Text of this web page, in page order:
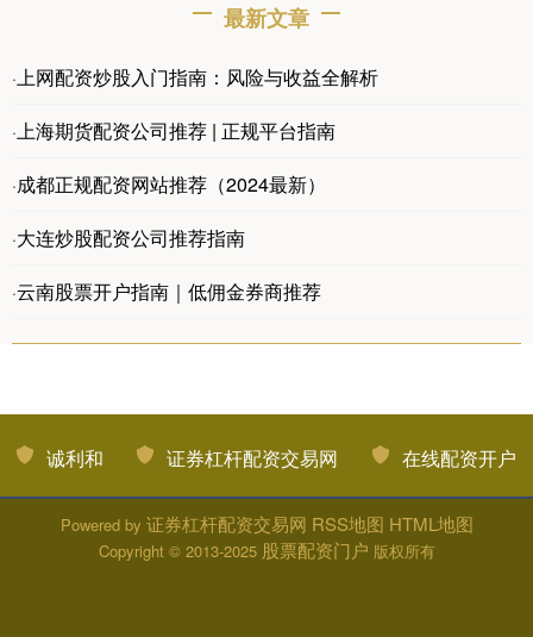
最新文章
·上网配资炒股入门指南：风险与收益全解析
·上海期货配资公司推荐 | 正规平台指南
·成都正规配资网站推荐（2024最新）
·大连炒股配资公司推荐指南
·云南股票开户指南｜低佣金券商推荐
诚利和 证券杠杆配资交易网 在线配资开户
Powered by 证券杠杆配资交易网 RSS地图 HTML地图
Copyright © 2013-2025 股票配资门户 版权所有